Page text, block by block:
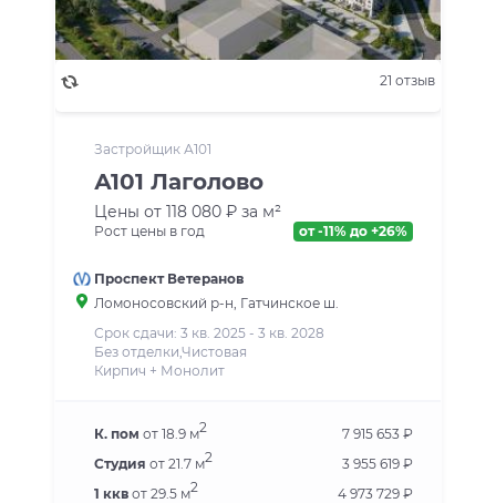
21 отзыв
Застройщик А101
А101 Лаголово
Цены от 118 080 ₽ за м²
Рост цены в год от -11% до +26%
Проспект Ветеранов
Ломоносовский р-н , Гатчинское ш.
Срок сдачи: 3 кв. 2025 - 3 кв. 2028
Без отделки,Чистовая
Кирпич + Монолит
К. пом от 18.9 м2
7 915 653 ₽
Студия от 21.7 м2
3 955 619 ₽
1 ккв от 29.5 м2
4 973 729 ₽